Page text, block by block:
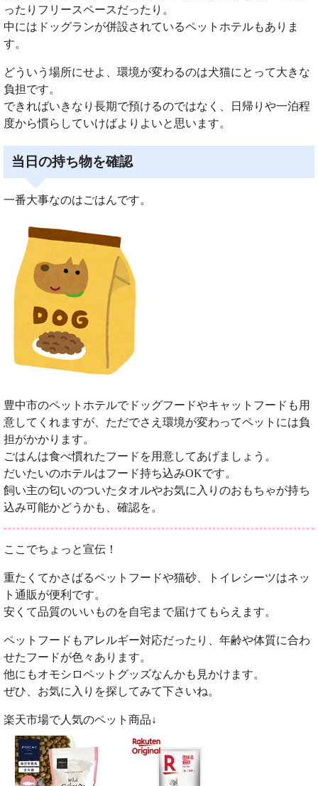
ったりフリースペースだったり。
中にはドッグランが併設されているペットホテルもありま
す。
どういう場所にせよ、環境が変わるのは犬猫にとって大きな
負担です。
できればいきなり長期で預けるのではなく、日帰りや一泊程
度から慣らしていけばよりよいと思います。
当日の持ち物を確認
一番大事なのはごはんです。
豊中市のペットホテルでドッグフードやキャットフードも用
意してくれますが、ただでさえ環境が変わってペットには負
担がかかります。
ごはんは食べ慣れたフードを用意してあげましょう。
だいたいのホテルはフード持ち込みOKです。
飼い主の匂いのついたタオルやお気に入りのおもちゃが持ち
込み可能かどうかも、確認を。
ここでちょっと宣伝！
重たくてかさばるペットフードや猫砂、トイレシーツはネッ
ト通販が便利です。
安くて品質のいいものを自宅まで届けてもらえます。
ペットフードもアレルギー対応だったり、年齢や体質に合わ
せたフードが色々あります。
他にもオモシロペットグッズなんかも見かけます。
ぜひ、お気に入りを探してみて下さいね。
楽天市場で人気のペット商品↓